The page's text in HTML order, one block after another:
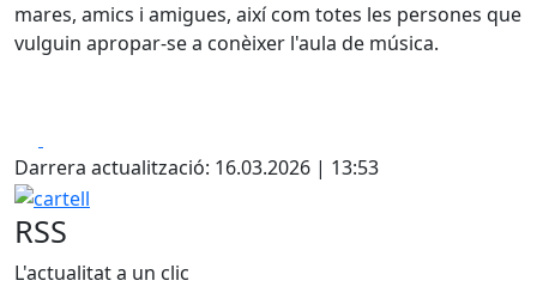
mares, amics i amigues, així com totes les persones que
vulguin apropar-se a conèixer l'aula de música.
Darrera actualització: 16.03.2026 | 13:53
cartell
RSS
L'actualitat a un clic